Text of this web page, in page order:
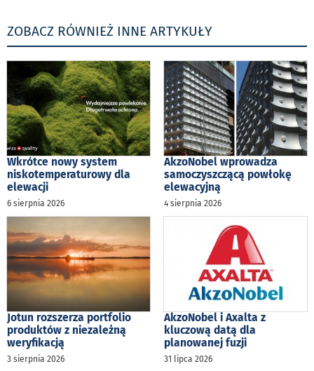
ZOBACZ RÓWNIEŻ INNE ARTYKUŁY
Wkrótce nowy system
niskotemperaturowy dla
elewacji
6 sierpnia 2026
AkzoNobel wprowadza
samoczyszczącą powłokę
elewacyjną
4 sierpnia 2026
Jotun rozszerza portfolio
produktów z niezależną
weryfikacją
3 sierpnia 2026
AkzoNobel i Axalta z
kluczową datą dla
planowanej fuzji
31 lipca 2026